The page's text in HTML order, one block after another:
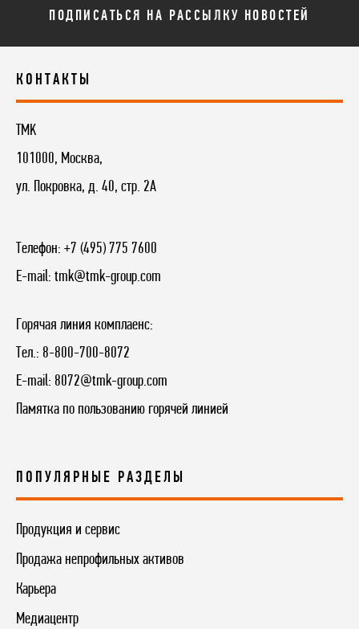
ПОДПИСАТЬСЯ НА РАССЫЛКУ НОВОСТЕЙ
КОНТАКТЫ
TMK
101000, Москва,
ул. Покровка, д. 40, стр. 2А
Телефон: +7 (495) 775 7600
E-mail: tmk@tmk-group.com
Горячая линия комплаенс:
Тел.: 8-800-700-8072
E-mail: 8072@tmk-group.com
Памятка по пользованию горячей линией
ПОПУЛЯРНЫЕ РАЗДЕЛЫ
Продукция и сервис
Продажа непрофильных активов
Карьера
Медиацентр